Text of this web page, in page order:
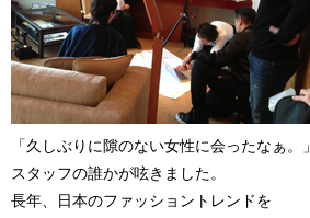
「久しぶりに隙のない女性に会ったなぁ。」
スタッフの誰かが呟きました。
長年、日本のファッショントレンドを